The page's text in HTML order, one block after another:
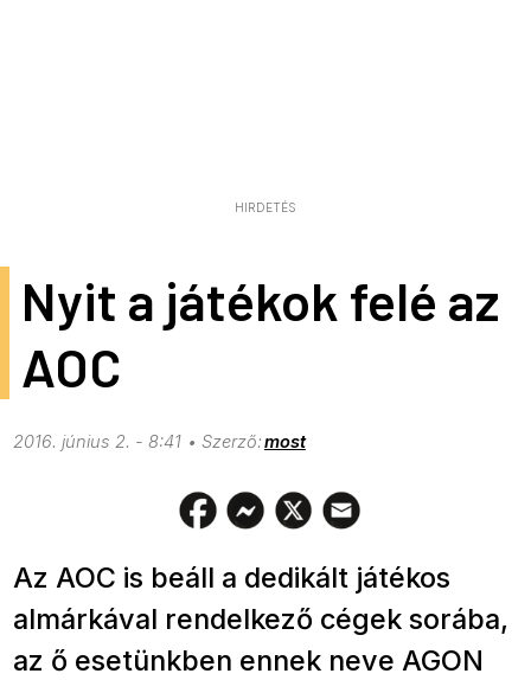
HIRDETÉS
Nyit a játékok felé az
AOC
2016. június 2. - 8:41 most
Az AOC is beáll a dedikált játékos
almárkával rendelkező cégek sorába,
az ő esetünkben ennek neve AGON